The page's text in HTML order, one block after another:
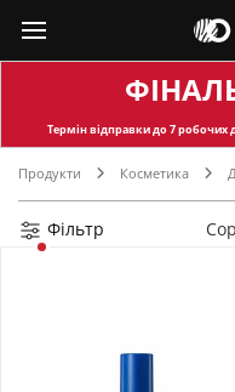
Термін відправкидо 7 робочих
Продукти Косметика
Фільтр